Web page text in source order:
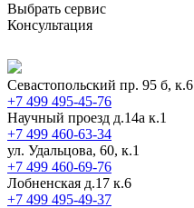
Выбрать сервис
Консультация
Севастопольский пр. 95 б, к.6
+7 499 495-45-76
Научный проезд д.14а к.1
+7 499 460-63-34
ул. Удальцова, 60, к.1
+7 499 460-69-76
Лобненская д.17 к.6
+7 499 495-49-37